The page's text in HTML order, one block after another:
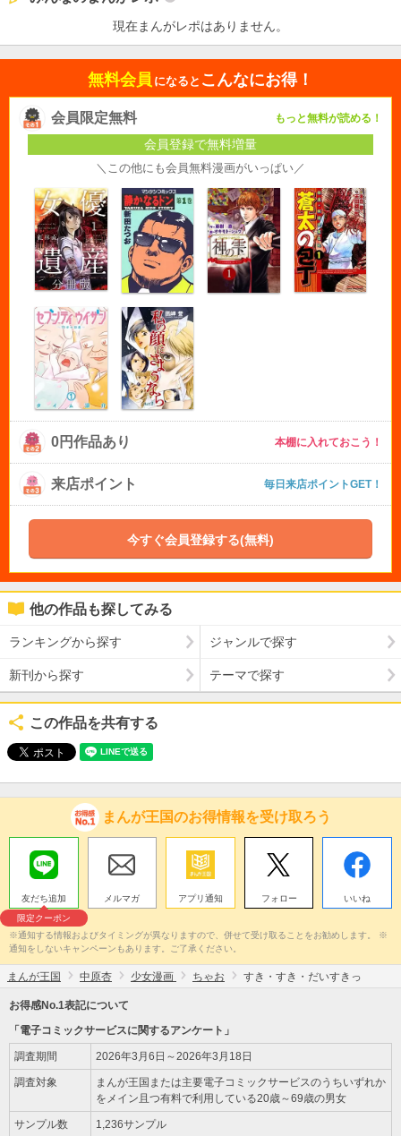
現在まんがレポはありません。
無料会員 になると こんなにお得！
会員限定無料 もっと無料が読める！
会員登録で無料増量
＼この他にも会員無料漫画がいっぱい／
0円作品あり 本棚に入れておこう！
来店ポイント 毎日来店ポイントGET！
今すぐ会員登録する(無料)
他の作品も探してみる
ランキングから探す ジャンルで探す
新刊から探す テーマで探す
この作品を共有する
まんが王国のお得情報を受け取ろう
友だち追加
限定クーポン
メルマガ アプリ通知 フォロー いいね
※通知する情報およびタイミングが異なりますので、併せて受け取ることをお勧めします。 ※
通知をしないキャンペーンもあります。ご了承ください。
まんが王国 中原杏 少女漫画 ちゃお すき・すき・だいすきっ
お得感No.1表記について
「電子コミックサービスに関するアンケート」
調査期間 2026年3月6日～2026年3月18日
調査対象
まんが王国または主要電子コミックサービスのうちいずれか
をメイン且つ有料で利用している20歳～69歳の男女
サンプル数 1,236サンプル